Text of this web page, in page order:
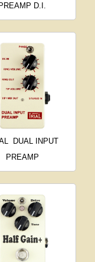
PREAMP D.I.
DUAL INPUT
PREAMP